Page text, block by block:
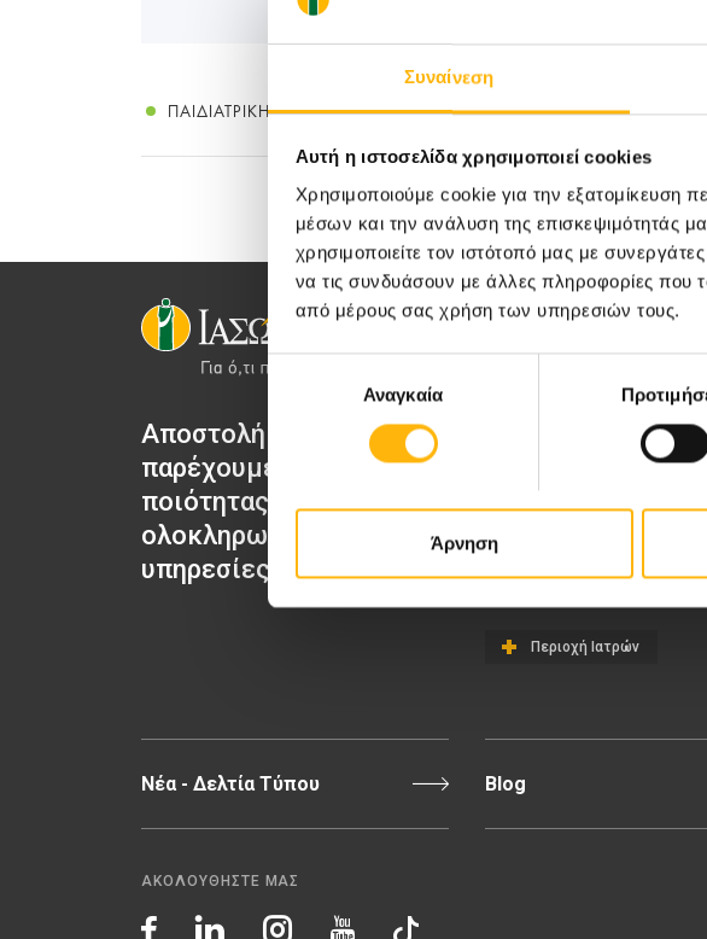
Συναίνεση
Αυτή η ιστοσελίδα χρησιμοποιεί cookies
Χρησιμοποιούμε cookie για την εξατομίκευση
μέσων και την ανάλυση της επισκεψιμότητάς
χρησιμοποιείτε τον ιστότοπό μας με
να τις συνδυάσουν με άλλες πληροφορίες που
από μέρους σας χρήση των υπηρεσιών τους.
Επιλογή
συγκατάθεσηςΑναγκαία
Άρνηση
ΠΑΙΔΙΑΤΡΙΚΉ
Αποστολή μας να
παρέχουμε υψηλής
ποιότητας
ολοκληρωμένες
υπηρεσίες υγείας.
ΙΑΣΩ Μαιευτική-Γυναικολογική
ΙΑΣΩ Παίδων
ΙΑΣΩ Θεσσαλίας
Περιοχή Ιατρών
Νέα - Δελτία Τύπου Blog
ΑΚΟΛΟΥΘΗΣΤΕ ΜΑΣ